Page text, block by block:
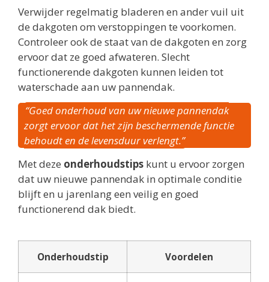
Verwijder regelmatig bladeren en ander vuil uit
de dakgoten om verstoppingen te voorkomen.
Controleer ook de staat van de dakgoten en zorg
ervoor dat ze goed afwateren. Slecht
functionerende dakgoten kunnen leiden tot
waterschade aan uw pannendak.
“Goed onderhoud van uw nieuwe pannendak
zorgt ervoor dat het zijn beschermende functie
behoudt en de levensduur verlengt.”
Met deze onderhoudstips kunt u ervoor zorgen
dat uw nieuwe pannendak in optimale conditie
blijft en u jarenlang een veilig en goed
functionerend dak biedt.
Onderhoudstip Voordelen